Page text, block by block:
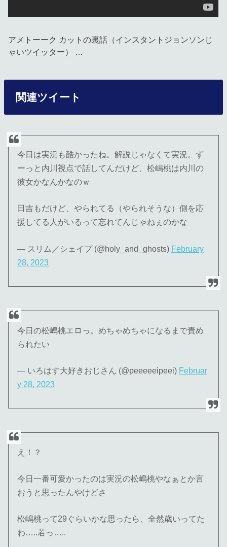
アメトーーク カットの裏話（インスタントジョンソンじ
ゃいツイッター） …
関連ツイート
今日は実況も酷かったね。解説じゃなくて実況。ず
ーっと内川視点で話してんだけど、松嶋桃は内川の
彼女かなんかなのｗ
日吉もだけど、やられてる（やられそうな）側を応
援してる人がいるって忘れてんじゃねぇのかな
— スリム／シェイプ (@holy_and_ghosts) February
28, 2023
今日の松嶋桃エロっ。めちゃめちゃになるまで責め
られたい
— いろはす大好きおじさん (@peeeeeipeei) Februar
y 28, 2023
え！？
今日一番可愛かったのは実況の松嶋桃やなぁとか言
おうと思ったんやけどさ
松嶋桃って29ぐらいかな思ったら、全然歳いってた
わ…..若っ…..